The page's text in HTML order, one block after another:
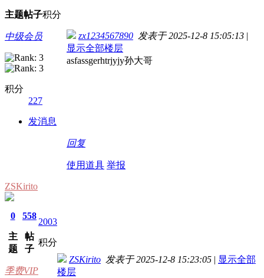
主题帖子积分
中级会员
积分
227
发消息
zx1234567890 发表于 2025-12-8 15:05:13 |
显示全部楼层
asfassgerhtrjyjy孙大哥
回复
使用道具 举报
ZSKirito
0
主
题
558
帖
子
2003
积分
季费VIP
ZSKirito 发表于 2025-12-8 15:23:05 | 显示全部
楼层